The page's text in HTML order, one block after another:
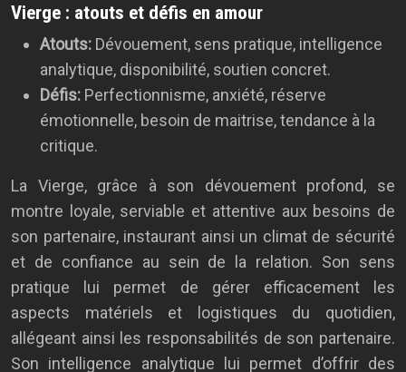
Vierge : atouts et défis en amour
Atouts: Dévouement, sens pratique, intelligence
analytique, disponibilité, soutien concret.
Défis: Perfectionnisme, anxiété, réserve
émotionnelle, besoin de maitrise, tendance à la
critique.
La Vierge, grâce à son dévouement profond, se
montre loyale, serviable et attentive aux besoins de
son partenaire, instaurant ainsi un climat de sécurité
et de confiance au sein de la relation. Son sens
pratique lui permet de gérer efficacement les
aspects matériels et logistiques du quotidien,
allégeant ainsi les responsabilités de son partenaire.
Son intelligence analytique lui permet d’offrir des